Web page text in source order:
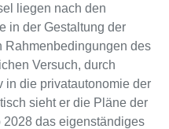
liegen nach den
in der Gestaltung der
Rahmenbedingungen des
Versuch, durch
in die privatautonomie der
sieht er die Pläne der
das eigenständiges